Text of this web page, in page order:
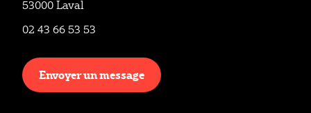
53000 Laval
02 43 66 53 53
Envoyer un message